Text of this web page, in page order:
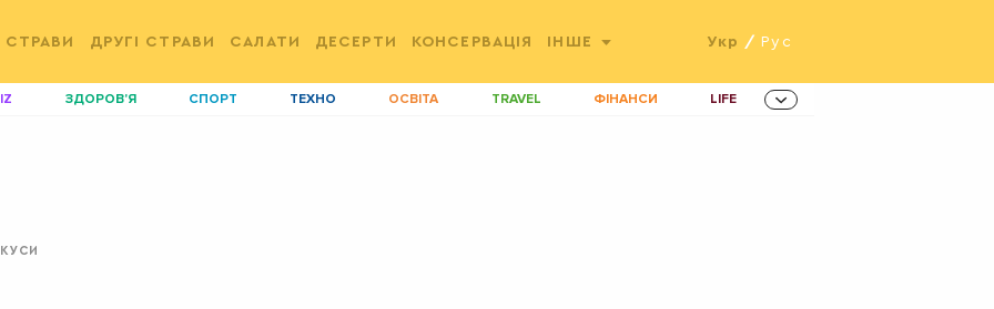
СТРАВИ ДРУГІ СТРАВИ САЛАТИ ДЕСЕРТИ КОНСЕРВАЦІЯ ІНШЕ Укр / Рус
ЗДОРОВ'Я СПОРТ ТЕХНО ОСВІТА TRAVEL ФІНАНСИ LIFE